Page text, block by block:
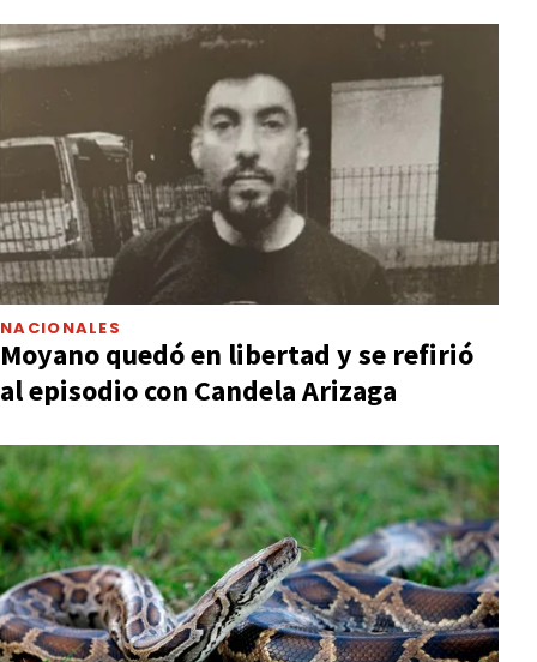
NACIONALES
Moyano quedó en libertad y se refirió
al episodio con Candela Arizaga